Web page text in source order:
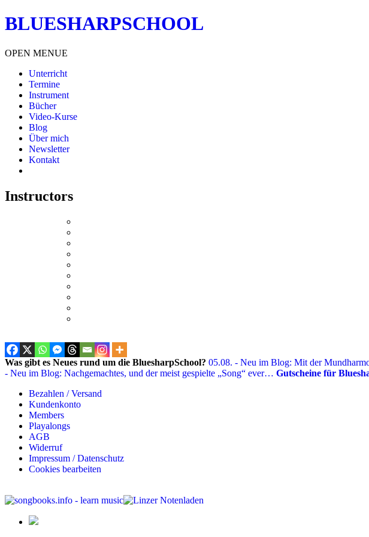
BLUESHARPSCHOOL
OPEN MENUE
Unterricht
Termine
Instrument
Bücher
Video-Kurse
Blog
Über mich
Newsletter
Kontakt
Instructors
Was gibt es Neues rund um die BluesharpSchool? 05.08. - Neu im Blog: Mit der
- Neu im Blog: Nachgemachtes, und der meist gespielte „Song“ ever… Gutscheine für
Bezahlen / Versand
Kundenkonto
Members
Playalongs
AGB
Widerruf
Impressum / Datenschutz
Cookies bearbeiten